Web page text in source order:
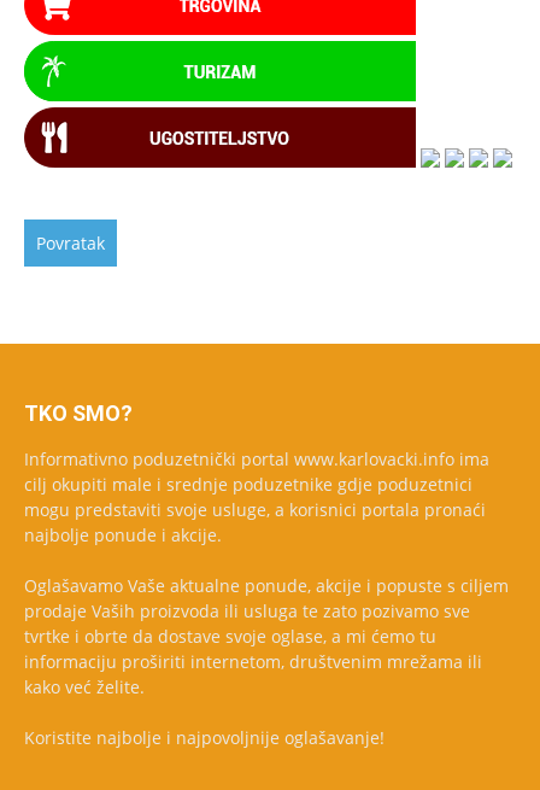
TKO SMO?
Informativno poduzetnički portal www.karlovacki.info ima
cilj okupiti male i srednje poduzetnike gdje poduzetnici
mogu predstaviti svoje usluge, a korisnici portala pronaći
najbolje ponude i akcije.
Oglašavamo Vaše aktualne ponude, akcije i popuste s ciljem
prodaje Vaših proizvoda ili usluga te zato pozivamo sve
tvrtke i obrte da dostave svoje oglase, a mi ćemo tu
informaciju proširiti internetom, društvenim mrežama ili
kako već želite.
Koristite najbolje i najpovoljnije oglašavanje!